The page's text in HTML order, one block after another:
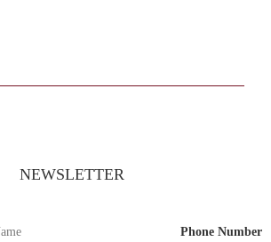
NEWSLETTER
Phone Number